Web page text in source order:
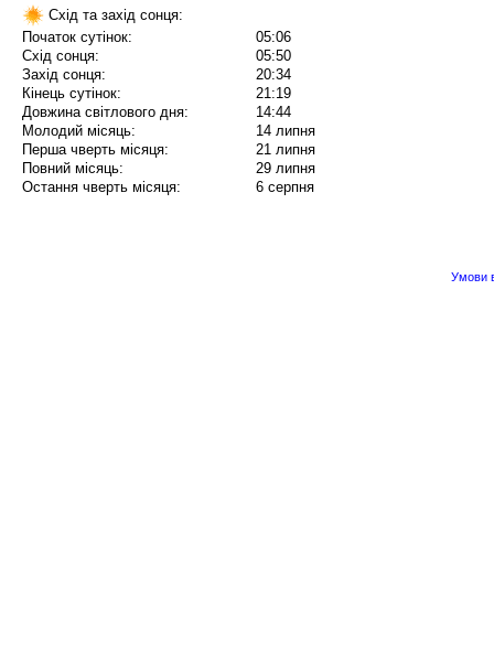
Схід та захід сонця:
Початок сутінок:
05:06
Схід сонця:
05:50
Захід сонця:
20:34
Кінець сутінок:
21:19
Довжина світлового дня:
14:44
Молодий місяць:
14 липня
Перша чверть місяця:
21 липня
Повний місяць:
29 липня
Остання чверть місяця:
6 серпня
Умови